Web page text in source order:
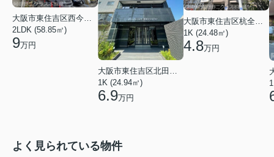
2LDK (58.85㎡)
9万円
大阪市東住吉区北田辺３丁目
1K (24.94㎡)
6.9万円
1K (24.48㎡)
4.8万円
よく見られている物件